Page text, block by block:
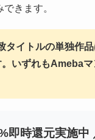
きます。
タイトルの単独作
いずれもAmeba
即時還元実施中